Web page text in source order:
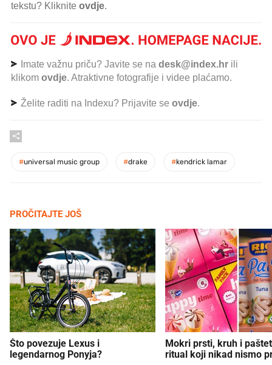
tekstu? Kliknite ovdje.
Imate važnu priču? Javite se na desk@index.hr ili
klikom ovdje. Atraktivne fotografije i videe plaćamo.
Želite raditi na Indexu? Prijavite se ovdje.
#universal music group #drake #kendrick lamar
PROČITAJTE JOŠ
Što povezuje Lexus i
legendarnog Ponyja?
Mokri prsti, kruh i
ritual koji nikad nismo